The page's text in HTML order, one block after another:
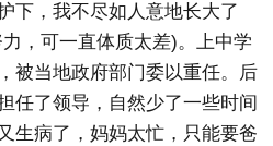
下，我不尽如人意地长大了
，可一直体质太差)。上中学
被当地政府部门委以重任。后
任了领导，自然少了一些时间
生病了，妈妈太忙，只能要爸